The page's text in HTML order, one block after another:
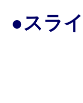
●スラ